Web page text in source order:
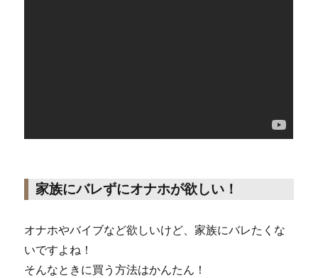
家族にバレずにオナホが欲しい！
オナホやバイブなど欲しいけど、家族にバレたくな
いですよね！
そんなときに買う方法はかんたん！